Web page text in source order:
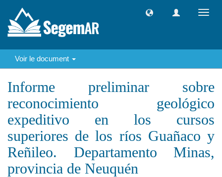
Voir le document
Informe preliminar sobre
reconocimiento geológico
expeditivo en los cursos
superiores de los ríos Guañaco y
Reñileo. Departamento Minas,
provincia de Neuquén